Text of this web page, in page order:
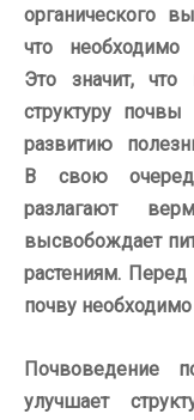
органического
что необходимо
Это
значит, что
структуру почвы
развитию
В
свою
разлагают
высвобождает
растениям. Перед
почву
Почвоведение
улучшает